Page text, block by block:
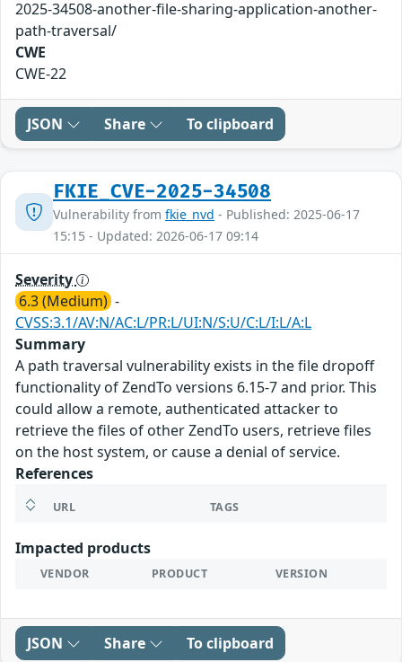
2025-34508-another-file-sharing-application-another-
path-traversal/
CWE
CWE-22
JSON Share To clipboard
FKIE_CVE-2025-34508
Vulnerability from fkie_nvd - Published: 2025-06-17
15:15 - Updated: 2026-06-17 09:14
Severity
6.3 (Medium) -
CVSS:3.1/AV:N/AC:L/PR:L/UI:N/S:U/C:L/I:L/A:L
Summary
A path traversal vulnerability exists in the file dropoff
functionality of ZendTo versions 6.15-7 and prior. This
could allow a remote, authenticated attacker to
retrieve the files of other ZendTo users, retrieve files
on the host system, or cause a denial of service.
References
URL TAGS
Impacted products
VENDOR PRODUCT VERSION
JSON Share To clipboard